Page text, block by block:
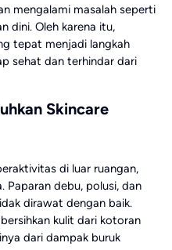
mengalami masalah seperti
dini. Oleh karena itu,
tepat menjadi langkah
sehat dan terhindar dari
Skincare
di luar ruangan,
Paparan debu, polusi, dan
dirawat dengan baik.
kulit dari kotoran
dari dampak buruk